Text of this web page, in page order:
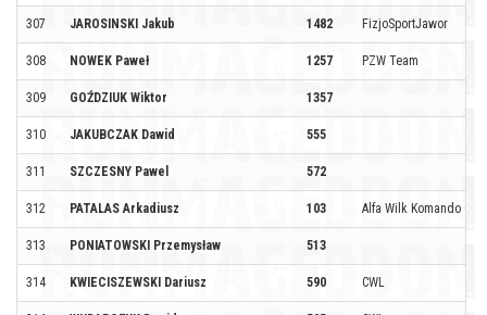
307 JAROSINSKI Jakub 1482 FizjoSportJawor
308 NOWEK Paweł 1257 PZW Team
309 GOŹDZIUK Wiktor 1357
310 JAKUBCZAK Dawid 555
311 SZCZESNY Pawel 572
312 PATALAS Arkadiusz 103 Alfa Wilk Komando
313 PONIATOWSKI Przemysław 513
314 KWIECISZEWSKI Dariusz 590 CWL